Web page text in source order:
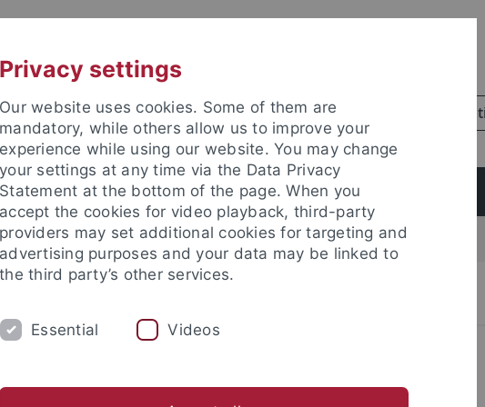
FORSCHUNG EINRICHTUNGEN
und Immatrikulation Beratung und Info Studienorganisation
Privacy settings
Our website uses cookies. Some of them are
mandatory, while others allow us to improve your
experience while using our website. You may change
your settings at any time via the Data Privacy
Statement at the bottom of the page. When you
accept the cookies for video playback, third-party
providers may set additional cookies for targeting and
advertising purposes and your data may be linked to
the third party’s other services.
Essential Videos